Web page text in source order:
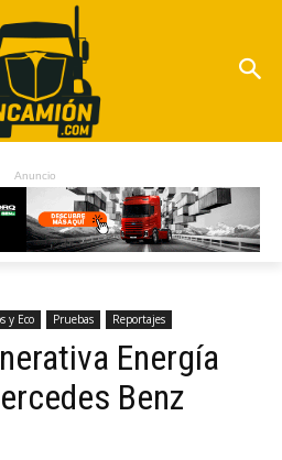
Anuncio
y Eco Pruebas Reportajes
Energía
Benz